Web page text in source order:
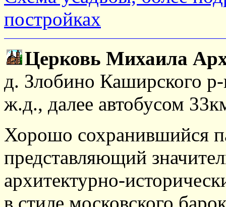
постройках
Церковь Михаила
д. Злобино Каширского
ж.д., далее автобусом
Хорошо сохранившийся
представляющий
архитектурно-
в стиле московского